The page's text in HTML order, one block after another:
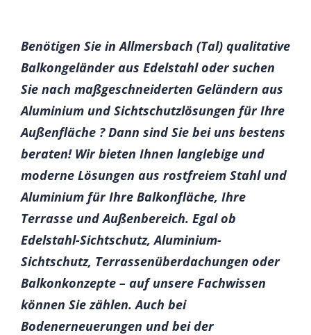
Benötigen Sie in Allmersbach (Tal) qualitative
Balkongeländer aus Edelstahl oder suchen
Sie nach maßgeschneiderten Geländern aus
Aluminium und Sichtschutzlösungen für Ihre
Außenfläche ? Dann sind Sie bei uns bestens
beraten! Wir bieten Ihnen langlebige und
moderne Lösungen aus rostfreiem Stahl und
Aluminium für Ihre Balkonfläche, Ihre
Terrasse und Außenbereich. Egal ob
Edelstahl-Sichtschutz, Aluminium-
Sichtschutz, Terrassenüberdachungen oder
Balkonkonzepte – auf unsere Fachwissen
können Sie zählen. Auch bei
Bodenerneuerungen und bei der